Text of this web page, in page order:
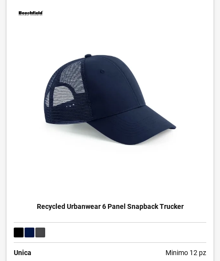
Recycled Urbanwear 6 Panel Snapback Trucker
Unica Minimo 12 pz